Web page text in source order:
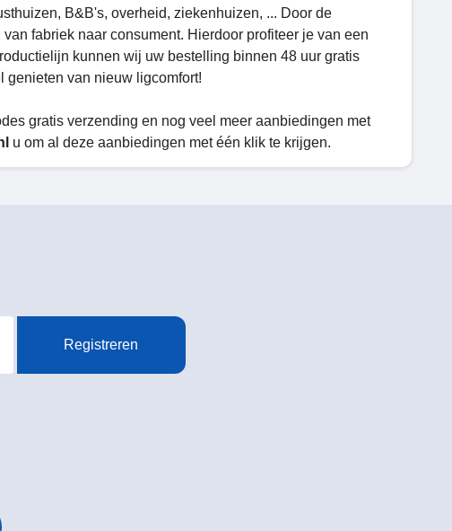
B&B's, overheid, ziekenhuizen, ... Door de
fabriek naar consument. Hierdoor profiteer je van een
kunnen wij uw bestelling binnen 48 uur gratis
genieten van nieuw ligcomfort!
gratis verzending en nog veel meer aanbiedingen met
u om al deze aanbiedingen met één klik te krijgen.
Registreren